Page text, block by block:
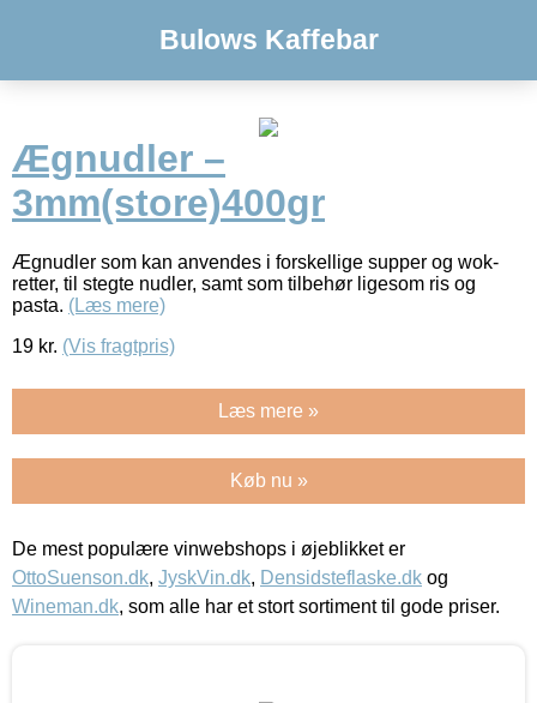
Bulows Kaffebar
Ægnudler –
3mm(store)400gr
Ægnudler som kan anvendes i forskellige supper og wok-
retter, til stegte nudler, samt som tilbehør ligesom ris og
pasta. (Læs mere)
19 kr. (Vis fragtpris)
Læs mere »
Køb nu »
De mest populære vinwebshops i øjeblikket er
OttoSuenson.dk, JyskVin.dk, Densidsteflaske.dk og
Wineman.dk, som alle har et stort sortiment til gode priser.